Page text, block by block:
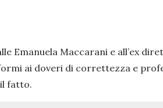
Maccarani e all’ex
ai doveri di correttezza e
fatto.